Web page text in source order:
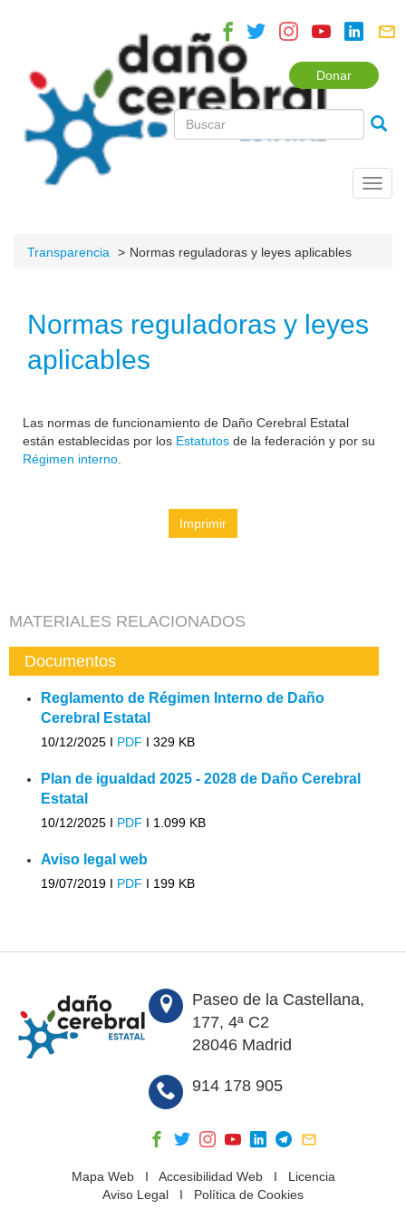
Donar
Transparencia Normas reguladoras y leyes aplicables
Normas reguladoras y leyes
aplicables
Las normas de funcionamiento de Daño Cerebral Estatal
están establecidas por los Estatutos de la federación y por su
Régimen interno
Imprimir
MATERIALES RELACIONADOS
Documentos
Reglamento de Régimen Interno de Daño
Cerebral Estatal
10/12/2025 I PDF I 329 KB
Plan de igualdad 2025 - 2028 de Daño Cerebral
Estatal
10/12/2025 I PDF I 1.099 KB
Aviso legal web
19/07/2019 I PDF I 199 KB
Paseo de la Castellana,
177, 4ª C2
28046 Madrid
914 178 905
Mapa WebI Accesibilidad WebI Licencia
Aviso Legal I Política de Cookies